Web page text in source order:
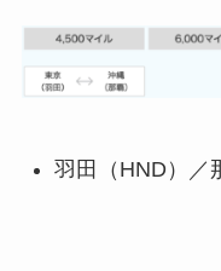
羽田（HND）／